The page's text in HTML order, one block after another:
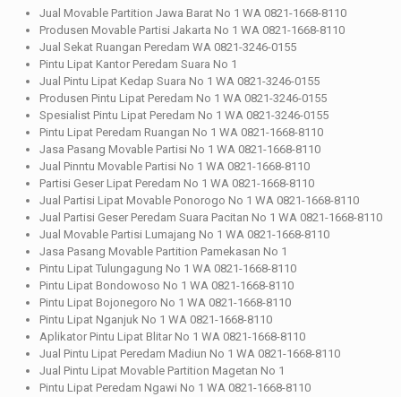
Jual Movable Partition Jawa Barat No 1 WA 0821-1668-8110
Produsen Movable Partisi Jakarta No 1 WA 0821-1668-8110
Jual Sekat Ruangan Peredam WA 0821-3246-0155
Pintu Lipat Kantor Peredam Suara No 1
Jual Pintu Lipat Kedap Suara No 1 WA 0821-3246-0155
Produsen Pintu Lipat Peredam No 1 WA 0821-3246-0155
Spesialist Pintu Lipat Peredam No 1 WA 0821-3246-0155
Pintu Lipat Peredam Ruangan No 1 WA 0821-1668-8110
Jasa Pasang Movable Partisi No 1 WA 0821-1668-8110
Jual Pinntu Movable Partisi No 1 WA 0821-1668-8110
Partisi Geser Lipat Peredam No 1 WA 0821-1668-8110
Jual Partisi Lipat Movable Ponorogo No 1 WA 0821-1668-8110
Jual Partisi Geser Peredam Suara Pacitan No 1 WA 0821-1668-8110
Jual Movable Partisi Lumajang No 1 WA 0821-1668-8110
Jasa Pasang Movable Partition Pamekasan No 1
Pintu Lipat Tulungagung No 1 WA 0821-1668-8110
Pintu Lipat Bondowoso No 1 WA 0821-1668-8110
Pintu Lipat Bojonegoro No 1 WA 0821-1668-8110
Pintu Lipat Nganjuk No 1 WA 0821-1668-8110
Aplikator Pintu Lipat Blitar No 1 WA 0821-1668-8110
Jual Pintu Lipat Peredam Madiun No 1 WA 0821-1668-8110
Jual Pintu Lipat Movable Partition Magetan No 1
Pintu Lipat Peredam Ngawi No 1 WA 0821-1668-8110